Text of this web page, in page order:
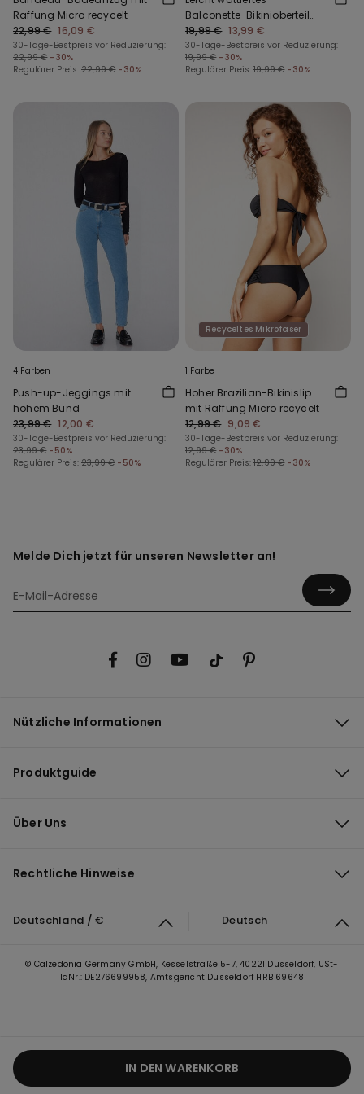
IN DEN WARENKORB
Raffung Micro recycelt
22,99 € 16,09 €
30-Tage-Bestpreis vor Reduzierung:
22,99 € -30%
Regulärer Preis: 22,99 € -30%
Balconette-Bikinioberteil
mit Raffung aus recycelter
Mikrofaser
19,99 € 13,99 €
30-Tage-Bestpreis vor Reduzierung:
19,99 € -30%
Regulärer Preis: 19,99 € -30%
4 Farben
Push-up-Jeggings mit
hohem Bund
23,99 € 12,00 €
30-Tage-Bestpreis vor Reduzierung:
23,99 € -50%
Regulärer Preis: 23,99 € -50%
Recyceltes Mikrofaser
1 Farbe
Hoher Brazilian-Bikinislip
mit Raffung Micro recycelt
12,99 € 9,09 €
30-Tage-Bestpreis vor Reduzierung:
12,99 € -30%
Regulärer Preis: 12,99 € -30%
Melde Dich jetzt für unseren Newsletter an!
Nützliche Informationen
Produktguide
Über Uns
Rechtliche Hinweise
Deutschland / € Deutsch
© Calzedonia Germany GmbH, Kesselstraße 5-7, 40221 Düsseldorf, USt-
IdNr.: DE276699958, Amtsgericht Düsseldorf HRB 69648